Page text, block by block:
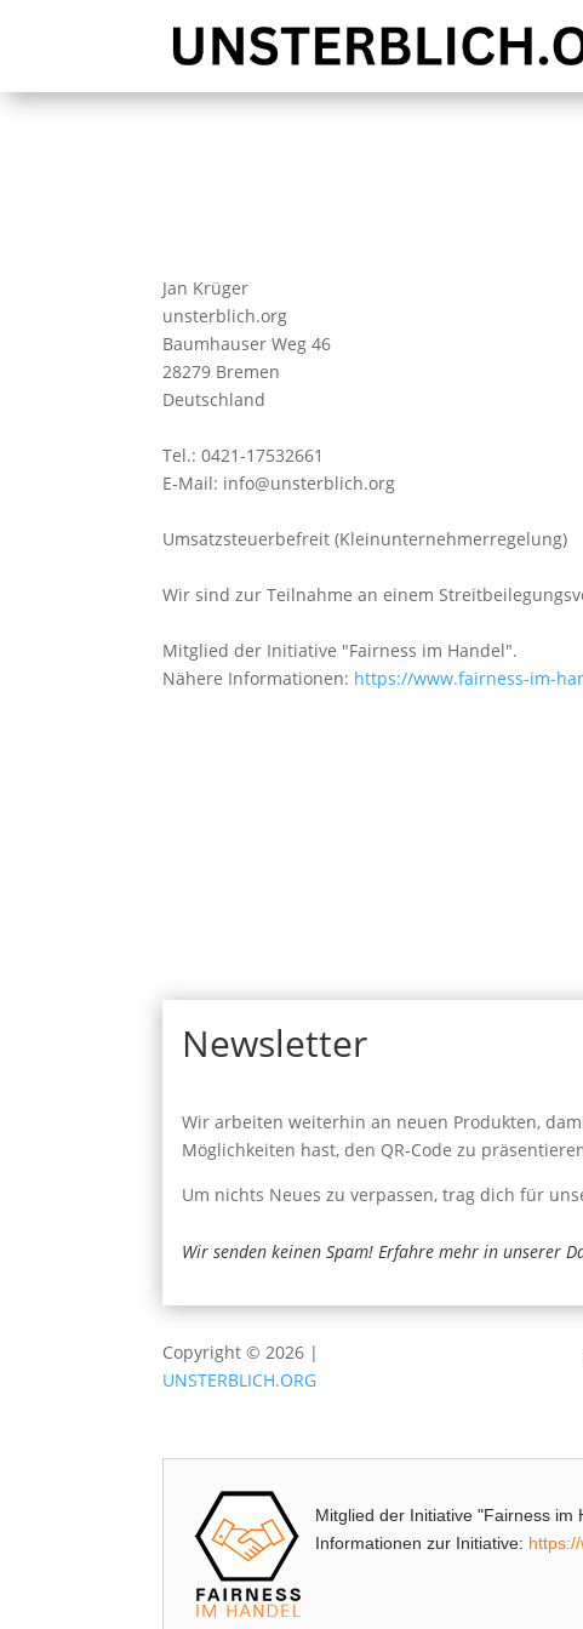
Jan Krüger
unsterblich.org
Baumhauser Weg 46
28279 Bremen
Deutschland
Tel.: 0421-17532661
E-Mail: info@unsterblich.org
Umsatzsteuerbefreit (Kleinunternehmerregelung)
Wir sind zur Teilnahme an einem
Mitglied der Initiative "Fairness im Handel".
Nähere Informationen: https://www.fairness-im-
Newsletter
Wir arbeiten weiterhin an neuen Produkten,
Möglichkeiten hast, den QR-Code zu
Um nichts Neues zu verpassen, trag dich für
Wir senden keinen Spam! Erfahre mehr in unserer
Copyright © 2026 |
UNSTERBLICH.ORG
Mitglied der Initiative "Fairness im
Informationen zur Initiative: